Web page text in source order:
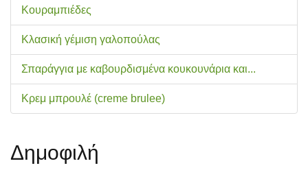
Κουραμπιέδες
Κλασική γέμιση γαλοπούλας
Σπαράγγια με καβουρδισμένα κουκουνάρια και...
Κρεμ μπρουλέ (creme brulee)
Δημοφιλή